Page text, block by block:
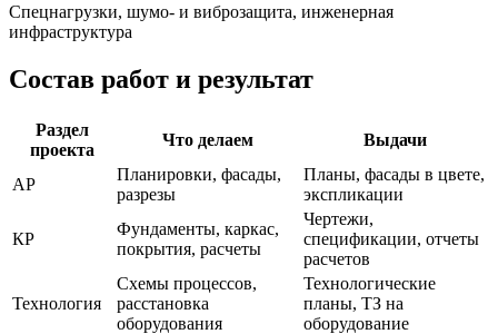
Спецнагрузки, шумо- и виброзащита, инженерная
инфраструктура
Состав работ и результат
Раздел
проекта
Что делаем Выдачи
АР
Планировки, фасады,
разрезы
Планы, фасады в цвете,
экспликации
КР
Фундаменты, каркас,
покрытия, расчеты
Чертежи,
спецификации, отчеты
расчетов
Технология
Схемы процессов,
расстановка
оборудования
Технологические
планы, ТЗ на
оборудование